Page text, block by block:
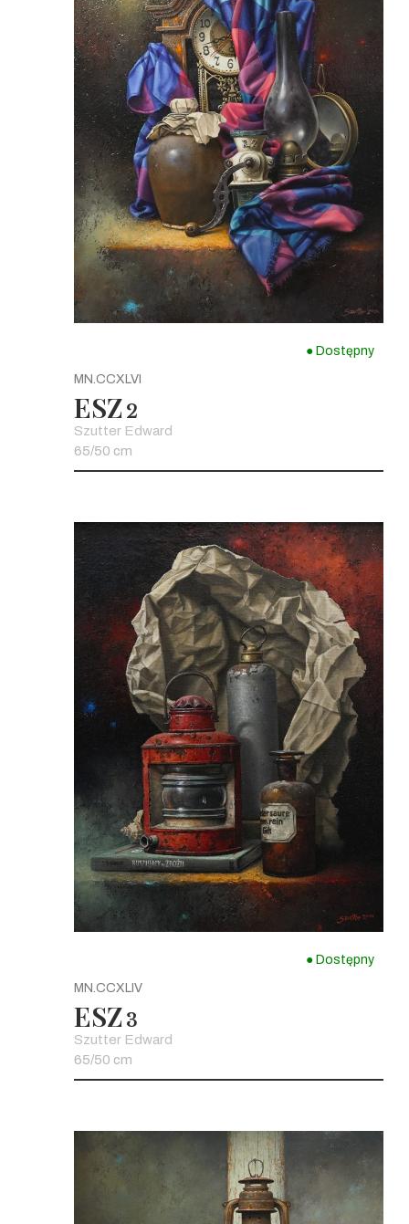
● Dostępny
MN.CCXLVI
ESZ 2
Szutter Edward
65/50 cm
● Dostępny
MN.CCXLIV
ESZ 3
Szutter Edward
65/50 cm